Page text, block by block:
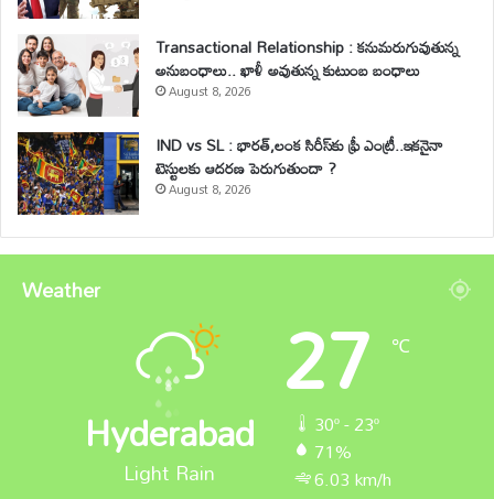
Transactional Relationship : కనుమరుగువుతున్న
అనుబంధాలు.. ఖాళీ అవుతున్న కుటుంబ బంధాలు
August 8, 2026
IND vs SL : భారత్,లంక సిరీస్‌కు ఫ్రీ ఎంట్రీ..ఇకనైనా
టెస్టులకు ఆదరణ పెరుగుతుందా ?
August 8, 2026
Weather
Hyderabad
Light Rain
27 ℃
30º - 23º
71%
6.03 km/h